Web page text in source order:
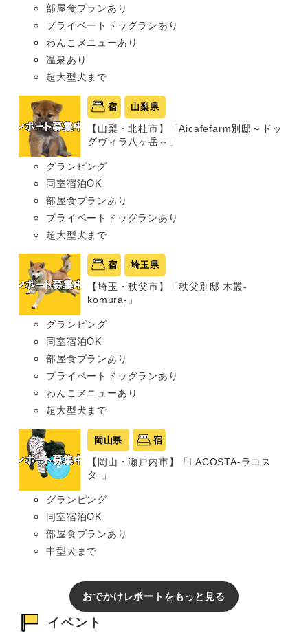
部屋食プランあり
プライベートドッグランあり
わんこメニューあり
温泉あり
超大型犬まで
宿 山梨県
【山梨・北杜市】「Aicafefarm別邸～ドッ
グヴィラ八ヶ岳～」
グランピング
同室宿泊OK
部屋食プランあり
プライベートドッグランあり
超大型犬まで
宿 埼玉県
【埼玉・秩父市】「秩父別邸 木叢-
komura-」
グランピング
同室宿泊OK
部屋食プランあり
プライベートドッグランあり
わんこメニューあり
超大型犬まで
岡山県 宿
【岡山・瀬戸内市】「LACOSTA-ラコス
タ-」
グランピング
同室宿泊OK
部屋食プランあり
中型犬まで
おでかけレポートをもっと見る
イベント